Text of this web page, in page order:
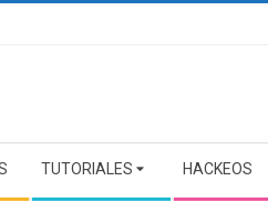
TUTORIALES HACKEOS